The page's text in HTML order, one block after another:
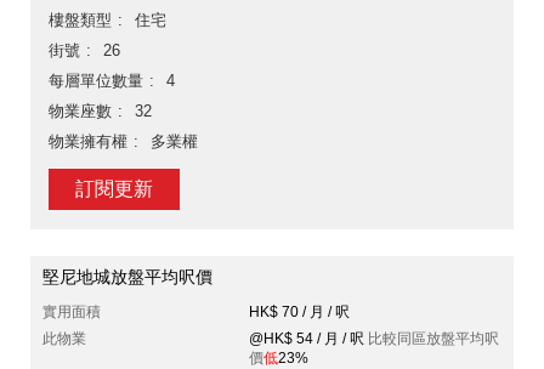
樓盤類型
住宅
街號
26
每層單位數量
4
物業座數
32
物業擁有權
多業權
訂閱更新
堅尼地城放盤平均呎價
實用面積
HK$ 70 / 月 / 呎
此物業
@HK$ 54 / 月 / 呎 比較同區放盤平均呎
價低23%